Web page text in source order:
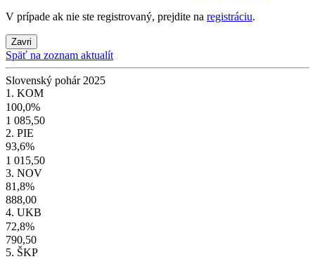
V prípade ak nie ste registrovaný, prejdite na registráciu.
Zavri
Späť na zoznam aktualít
Slovenský pohár 2025
1. KOM
100,0%
1 085,50
2. PIE
93,6%
1 015,50
3. NOV
81,8%
888,00
4. UKB
72,8%
790,50
5. ŠKP